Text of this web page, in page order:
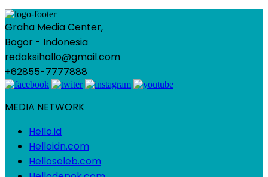
Graha Media Center,
Bogor - Indonesia
redaksihallo@gmail.com
+62855-7777888
MEDIA NETWORK
Hello.id
Helloidn.com
Helloseleb.com